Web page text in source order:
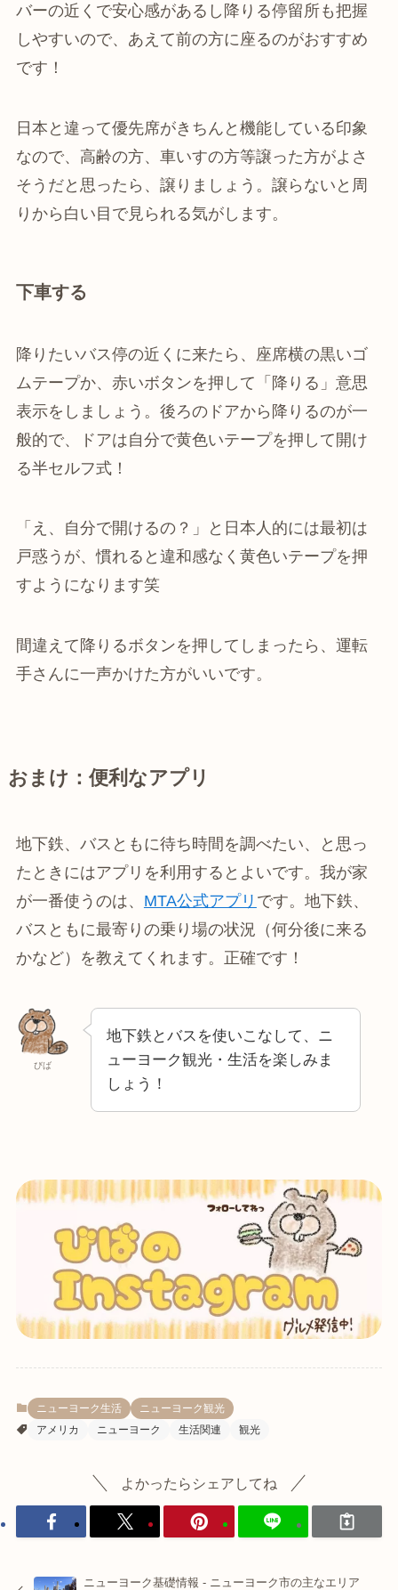
バーの近くで安心感があるし降りる停留所も把握
しやすいので、あえて前の方に座るのがおすすめ
です！
日本と違って優先席がきちんと機能している印象
なので、高齢の方、車いすの方等譲った方がよさ
そうだと思ったら、譲りましょう。譲らないと周
りから白い目で見られる気がします。
下車する
降りたいバス停の近くに来たら、座席横の黒いゴ
ムテープか、赤いボタンを押して「降りる」意思
表示をしましょう。後ろのドアから降りるのが一
般的で、ドアは自分で黄色いテープを押して開け
る半セルフ式！
「え、自分で開けるの？」と日本人的には最初は
戸惑うが、慣れると違和感なく黄色いテープを押
すようになります笑
間違えて降りるボタンを押してしまったら、運転
手さんに一声かけた方がいいです。
おまけ：便利なアプリ
地下鉄、バスともに待ち時間を調べたい、と思っ
たときにはアプリを利用するとよいです。我が家
が一番使うのは、 MTA公式アプリ です。地下鉄、
バスともに最寄りの乗り場の状況（何分後に来る
かなど）を教えてくれます。正確です！
びば
地下鉄とバスを使いこなして、ニ
ューヨーク観光・生活を楽しみま
しょう！
ニューヨーク生活
ニューヨーク観光
アメリカ
ニューヨーク 生活関連 観光
よかったらシェアしてね
ニューヨーク基礎情報 - ニューヨーク市の主なエリア